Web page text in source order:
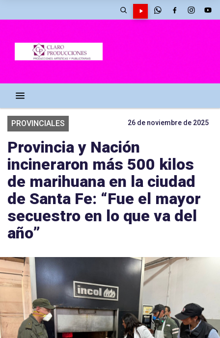
PROVINCIALES 26 de noviembre de 2025
Provincia y Nación
incineraron más 500 kilos
de marihuana en la ciudad
de Santa Fe: “Fue el mayor
secuestro en lo que va del
año”